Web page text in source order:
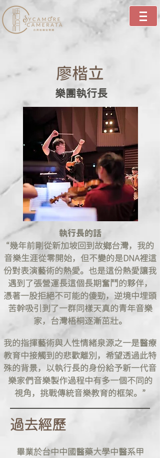
廖楷立
樂團執行長
執行長的話
“幾年前剛從新加坡回到故鄉台灣，我的
音樂生涯從零開始，但不變的是DNA裡這
份對表演藝術的熱愛。也是這份熱愛讓我
遇到了張營運長這個長期奮鬥的夥伴，
憑著一股拒絕不可能的傻勁，逆境中埋頭
苦幹吸引到了一群同樣天真的青年音樂
家，台灣梧桐逐漸茁壯。
我的指揮藝術與人性情緒泉源之一是醫療
教育中接觸到的悲歡離別，希望透過此特
殊的背景，以執行長的身份給予新一代音
樂家們音樂製作過程中有多一個不同的
視角，挑戰傳統音樂教育的框架。”
過去經歷
畢業於台中中國醫藥大學中醫系甲